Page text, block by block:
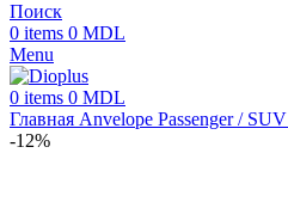
Поиск
0 items 0 MDL
Menu
0 items 0 MDL
Главная Anvelope Passenger / SUV
-12%